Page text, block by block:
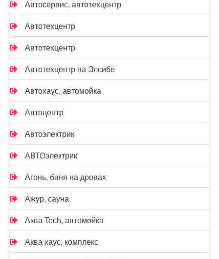
Автосервис, автотехцентр
Автотехцентр
Автотехцентр
Автотехцентр на Элсибе
Автохаус, автомойка
Автоцентр
Автоэлектрик
АВТОэлектрик
Агонь, баня на дровах
Ажур, сауна
Аква Tech, автомойка
Аква хаус, комплекс